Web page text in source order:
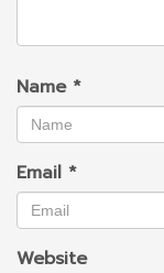
Name *
Email *
Website